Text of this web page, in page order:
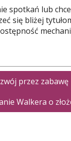
spotkań lub
się bliżej
przez zabawę
Walkera o